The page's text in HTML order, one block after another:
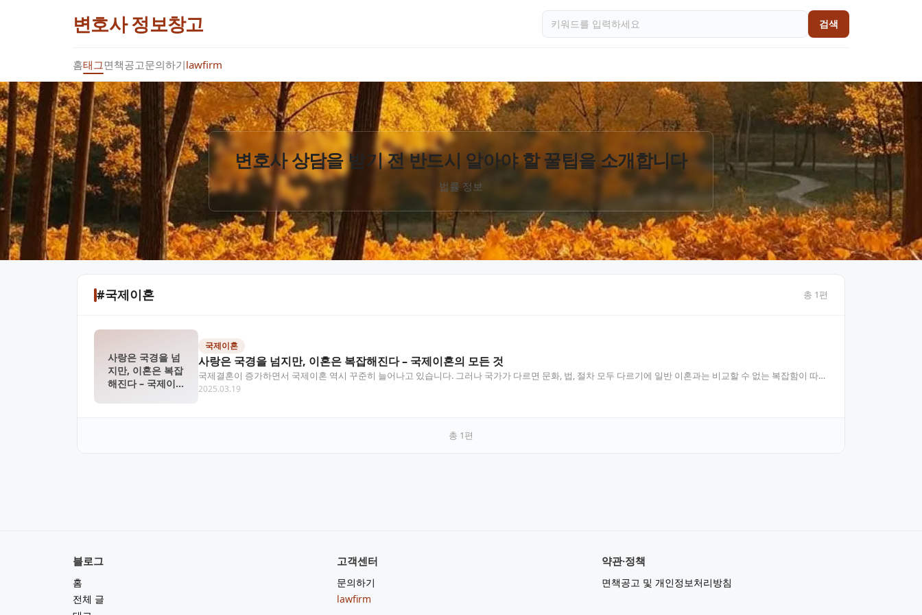
변호사 정보창고 검색
홈태그면책공고문의하기lawfirm
변호사 상담을 받기 전 반드시 알아야 할 꿀팁을 소개합니다
법률 정보
#국제이혼 총 1편
사랑은 국경을 넘
지만, 이혼은 복잡
해진다 – 국제이
국제이혼
사랑은 국경을 넘지만, 이혼은 복잡해진다 – 국제이혼의 모든 것
국제결혼이 증가하면서 국제이혼 역시 꾸준히 늘어나고 있습니다. 그러나 국가가 다르면 문화, 법, 절차 모두 다르기에 일반 이혼과는 비교할 수 없는 복잡함이 따릅
니다. 이번 글에서는…
2025.03.19
총 1편
블로그
홈
전체 글
고객센터
문의하기
lawfirm
약관·정책
면책공고 및 개인정보처리방침